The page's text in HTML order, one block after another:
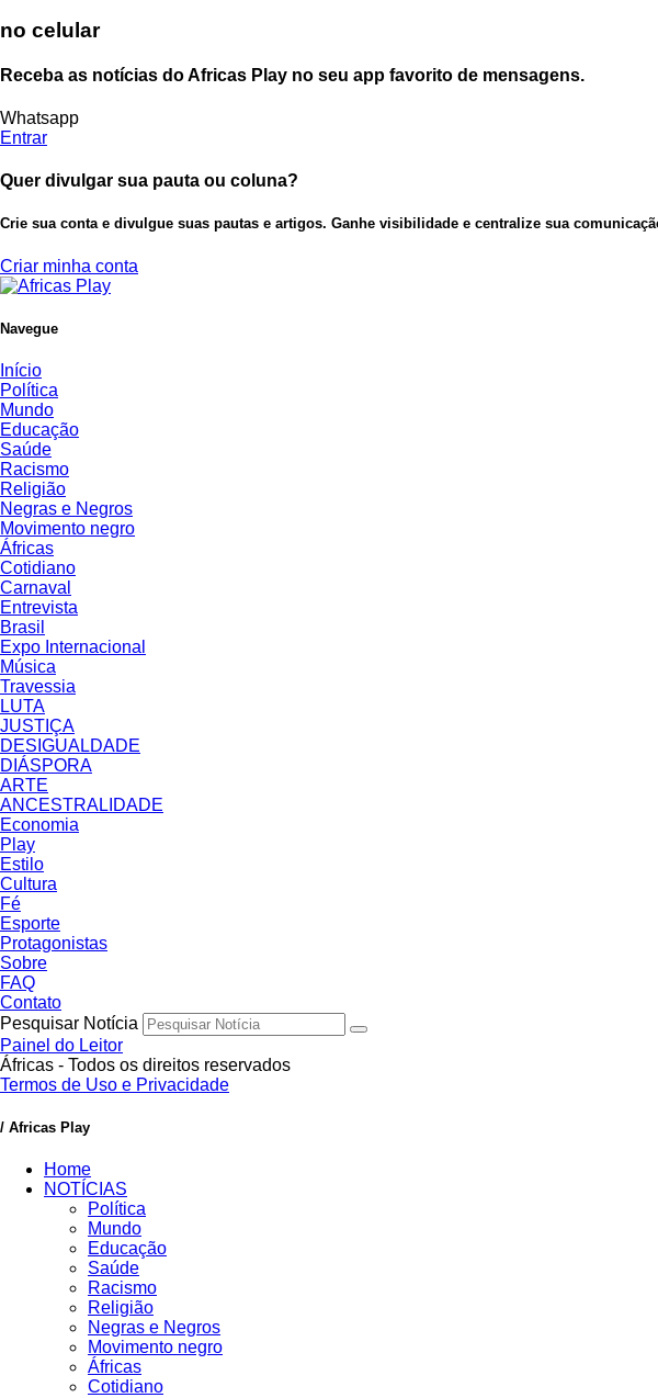
no celular
Receba as notícias do Africas Play no seu app favorito de mensagens.
Whatsapp
Entrar
Quer divulgar sua pauta ou coluna?
Crie sua conta e divulgue suas pautas e artigos. Ganhe visibilidade e centralize sua
Criar minha conta
Navegue
Início
Política
Mundo
Educação
Saúde
Racismo
Religião
Negras e Negros
Movimento negro
Áfricas
Cotidiano
Carnaval
Entrevista
Brasil
Expo Internacional
Música
Travessia
LUTA
JUSTIÇA
DESIGUALDADE
DIÁSPORA
ARTE
ANCESTRALIDADE
Economia
Play
Estilo
Cultura
Fé
Esporte
Protagonistas
Sobre
FAQ
Contato
Pesquisar Notícia
Painel do Leitor
Áfricas - Todos os direitos reservados
Termos de Uso e Privacidade
/ Africas Play
Home
NOTÍCIAS
Política
Mundo
Educação
Saúde
Racismo
Religião
Negras e Negros
Movimento negro
Áfricas
Cotidiano